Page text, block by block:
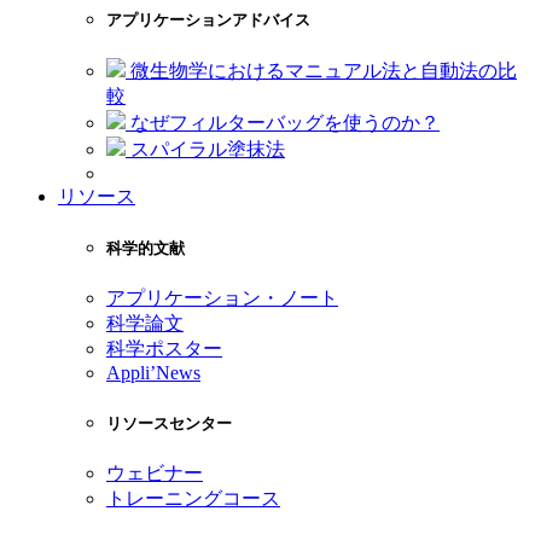
アプリケーションアドバイス
微生物学におけるマニュアル法と自動法の比
較
なぜフィルターバッグを使うのか？
スパイラル塗抹法
リソース
科学的文献
アプリケーション・ノート
科学論文
科学ポスター
Appli’News
リソースセンター
ウェビナー
トレーニングコース